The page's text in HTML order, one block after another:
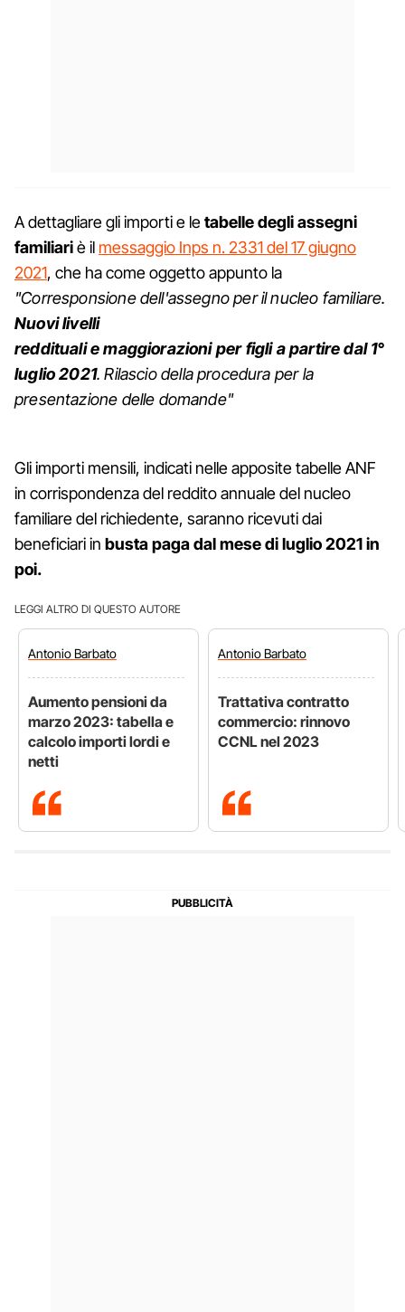
A dettagliare gli importi e letabelle degli assegni
familiariè il messaggio Inps n. 2331 del 17 giugno
2021, che ha come oggetto appunto la
"Corresponsione dell'assegno per il nucleo familiare.
Nuovi livelli
reddituali e maggiorazioni per figli a partire dal 1°
luglio 2021. Rilascio della procedura per la
presentazione delle domande"
Gli importi mensili, indicati nelle apposite tabelle ANF
in corrispondenza del reddito annuale del nucleo
familiare del richiedente, saranno ricevuti dai
beneficiari in busta paga dal mese di luglio 2021 in
poi.
LEGGI ALTRO DI QUESTO AUTORE
AntonioBarbato
Aumento pensioni da
marzo 2023: tabella e
calcolo importi lordi e
netti
AntonioBarbato
Trattativa contratto
commercio: rinnovo
CCNL nel 2023